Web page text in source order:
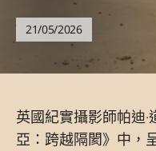
21/05/2026
英國紀實攝影師帕迪
亞：跨越隔閡》中，